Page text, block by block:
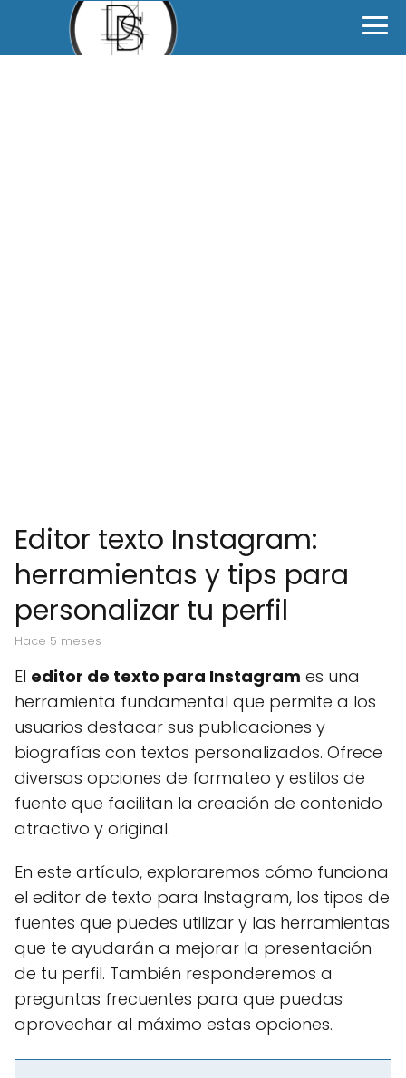
Editor texto Instagram:
herramientas y tips para
personalizar tu perfil
hace 5 meses
El editor de texto para Instagram es una
herramienta fundamental que permite a los
usuarios destacar sus publicaciones y
biografías con textos personalizados. Ofrece
diversas opciones de formateo y estilos de
fuente que facilitan la creación de contenido
atractivo y original.
En este artículo, exploraremos cómo funciona
el editor de texto para Instagram, los tipos de
fuentes que puedes utilizar y las herramientas
que te ayudarán a mejorar la presentación
de tu perfil. También responderemos a
preguntas frecuentes para que puedas
aprovechar al máximo estas opciones.